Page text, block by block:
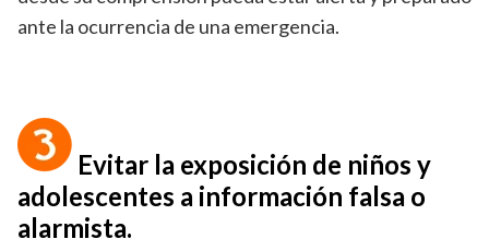
ante la ocurrencia de una emergencia.
Evitar la exposición de niños y
adolescentes a información falsa o
alarmista.